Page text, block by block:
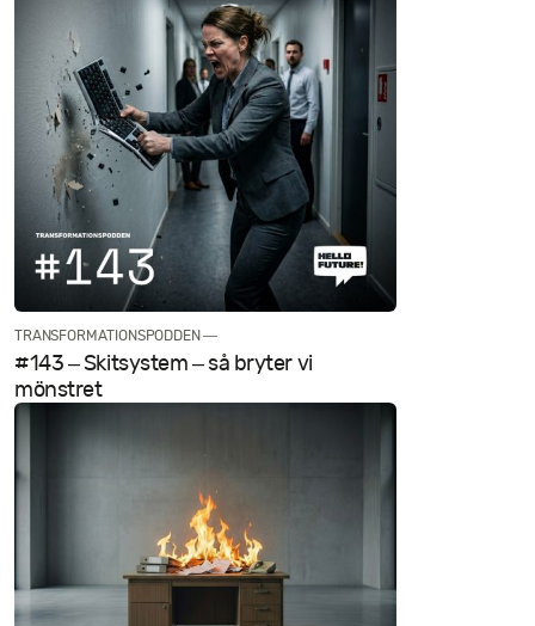
TRANSFORMATIONSPODDEN —
#143 – Skitsystem – så bryter vi
mönstret